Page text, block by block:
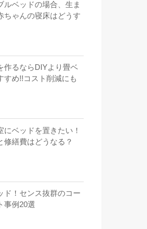
ルベッドの場合、生ま
ちゃんの寝床はどうす
作るならDIYより畳ベ
すめ!!コスト削減にも
にベッドを置きたい！
修繕費はどうなる？
ド！センス抜群のコー
事例20選